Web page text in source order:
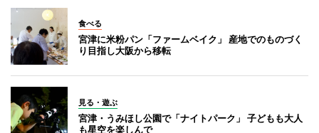
食べる
宮津に米粉パン「ファームベイク」 産地でのものづく
り目指し大阪から移転
見る・遊ぶ
宮津・うみほし公園で「ナイトパーク」 子どもも大人
も星空を楽しんで